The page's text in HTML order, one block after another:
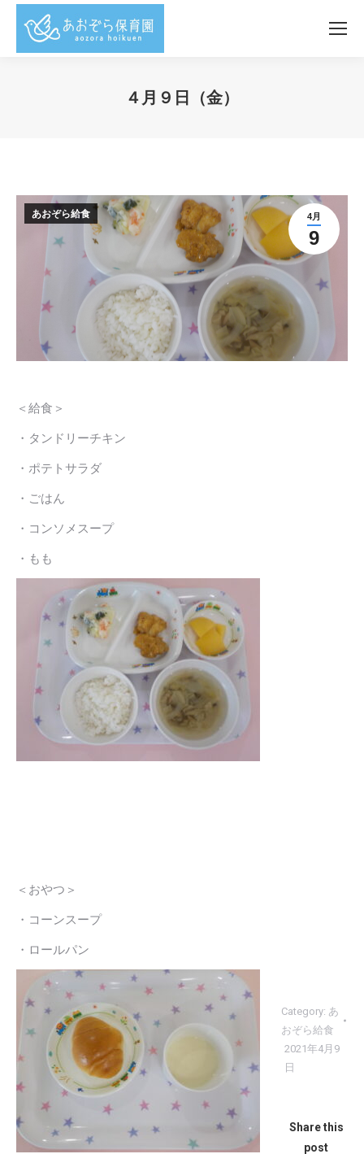
４月９日（金）
4月
9
あおぞら給食
＜給食＞
・タンドリーチキン
・ポテトサラダ
・ごはん
・コンソメスープ
・もも
＜おやつ＞
・コーンスープ
・ロールパン
Category: あ
おぞら給食
2021年4月9
日
Share this
post